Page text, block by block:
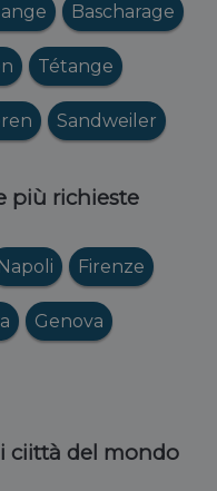
Bascharage
Tétange
Sandweiler
più richieste
Napoli Firenze
Genova
ciittà del mondo